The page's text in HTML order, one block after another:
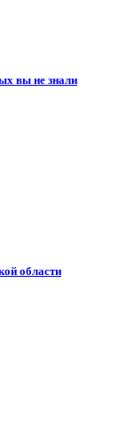
вы не знали
области